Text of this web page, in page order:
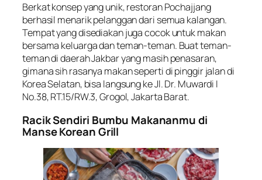
Berkat konsep yang unik, restoran Pochajjang
berhasil menarik pelanggan dari semua kalangan.
Tempat yang disediakan juga cocok untuk makan
bersama keluarga dan teman-teman. Buat teman-
teman di daerah Jakbar yang masih penasaran,
gimana sih rasanya makan seperti di pinggir jalan di
Korea Selatan, bisa langsung ke Jl. Dr. Muwardi I
No.38, RT.15/RW.3, Grogol, Jakarta Barat.
Racik Sendiri Bumbu Makananmu di
Manse Korean Grill